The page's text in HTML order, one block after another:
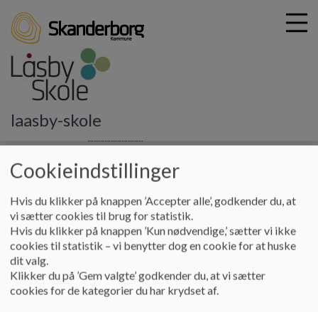
t
laasby-skole
Praktisk info
Konfirmation dato
KONFIRMATION I LÅSBY SOGN
Forud for konfirmation skal man deltage i
konfirmationsforberedelse og man skal være døbt for at
blive konfirmeret. Man kan sagtens deltage i
konfirmationsforberedelsen selvom man ikke er døbt.
Cookieindstillinger
Hvis du klikker på knappen ’Accepter alle’, godkender du, at
vi sætter cookies til brug for statistik.
Hvis du klikker på knappen ’Kun nødvendige,’ sætter vi ikke
cookies til statistik – vi benytter dog en cookie for at huske
dit valg.
Klikker du på ’Gem valgte’ godkender du, at vi sætter
cookies for de kategorier du har krydset af.